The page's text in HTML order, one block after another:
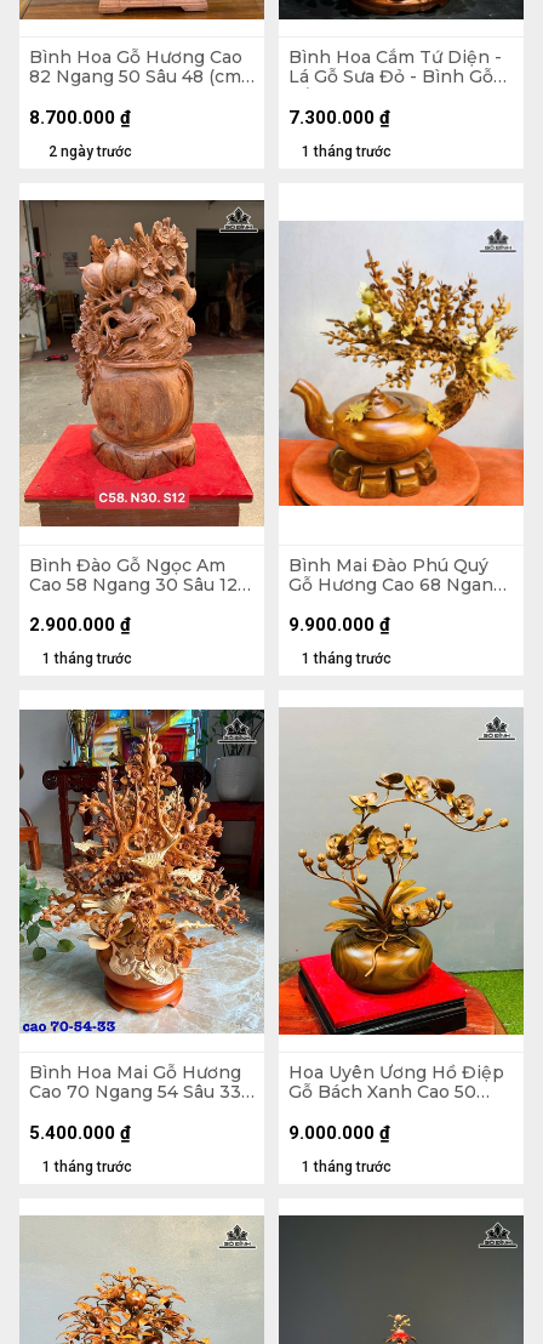
Bình Hoa Gỗ Hương Cao
82 Ngang 50 Sâu 48 (cm)
2 ngày trước
8.700.000 ₫
Bình Hoa Cắm Tứ Diện -
Lá Gỗ Sưa Đỏ - Bình Gỗ
Cẩm Paorosa Cao 58
Đường Kính 45 (cm)
1 tháng trước
7.300.000 ₫
Bình Đào Gỗ Ngọc Am
Cao 58 Ngang 30 Sâu 12
1 tháng trước
2.900.000 ₫
Bình Mai Đào Phú Quý
Gỗ Hương Cao 68 Ngang
1 tháng trước
9.900.000 ₫
Bình Hoa Mai Gỗ Hương
Cao 70 Ngang 54 Sâu 33
1 tháng trước
5.400.000 ₫
Hoa Uyên Ương Hồ Điệp
Gỗ Bách Xanh Cao 50
Đường Kính 23 Cao 14
1 tháng trước
9.000.000 ₫